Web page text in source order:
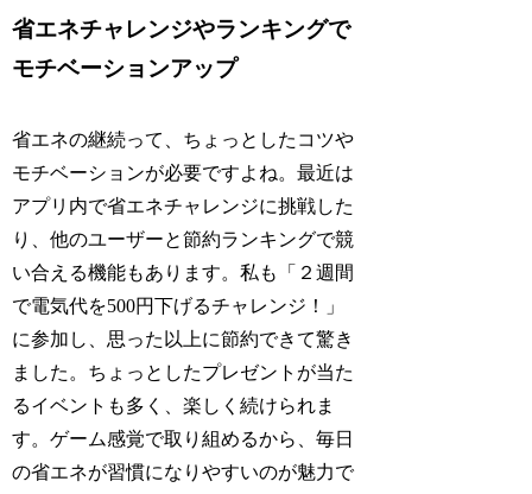
省エネチャレンジやランキングで
モチベーションアップ
省エネの継続って、ちょっとしたコツや
モチベーションが必要ですよね。最近は
アプリ内で省エネチャレンジに挑戦した
り、他のユーザーと節約ランキングで競
い合える機能もあります。私も「２週間
で電気代を500円下げるチャレンジ！」
に参加し、思った以上に節約できて驚き
ました。ちょっとしたプレゼントが当た
るイベントも多く、楽しく続けられま
す。ゲーム感覚で取り組めるから、毎日
の省エネが習慣になりやすいのが魅力で